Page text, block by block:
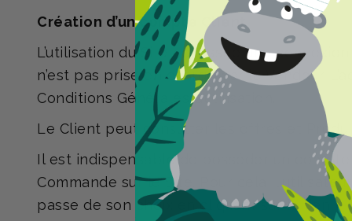
Création d’un compte Client
L’utilisation du Site nécessite une
n’est pas prise en charge par le Vendeur.
Conditions Générales d’utilisation.
Le Client peut consulter les offres et
Il est indispensable de posséder un
Commande sur le Site. Pour cela,
passe de son choix en cliquant sur le lien